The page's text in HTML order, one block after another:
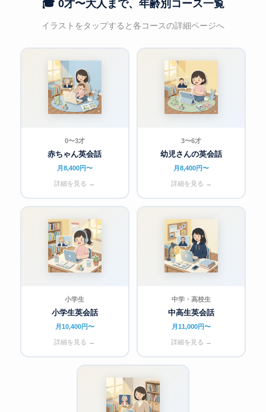
🎓 0才〜大人まで、年齢別コース一覧
イラストをタップすると各コースの詳細ページへ
0〜3才
赤ちゃん英会話
月8,400円〜
詳細を見る →
3〜6才
幼児さんの英会話
月8,400円〜
詳細を見る →
小学生
小学生英会話
月10,400円〜
詳細を見る →
中学・高校生
中高生英会話
月11,000円〜
詳細を見る →